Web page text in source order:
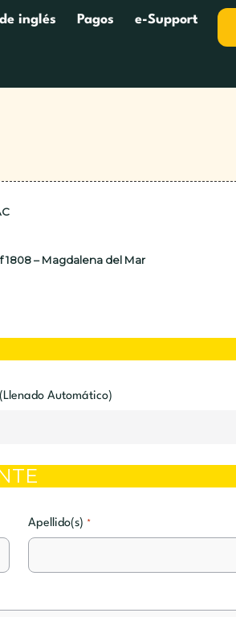
inglés Pagos e-Support
1808 – Magdalena del Mar
Automático)
Apellido(s) *